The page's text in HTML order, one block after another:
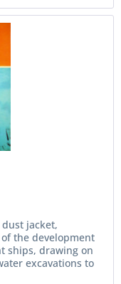
dust jacket,
the development
ships, drawing on
excavations to